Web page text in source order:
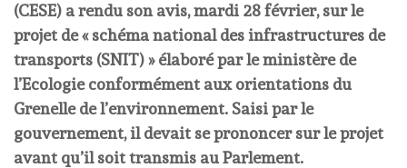
(CESE) a rendu son avis, mardi 28 février, sur le
projet de « schéma national des infrastructures de
transports (SNIT) » élaboré par le ministère de
l’Ecologie conformément aux orientations du
Grenelle de l’environnement. Saisi par le
gouvernement, il devait se prononcer sur le projet
avant qu’il soit transmis au Parlement.